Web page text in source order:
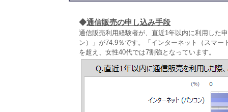
◆通信販売の申し込み手段
通信販売利用経験者が、直近1年以内に利用した
ン）」が74.9％です。「インターネット（スマ
を超え、女性40代では7割強となっています。